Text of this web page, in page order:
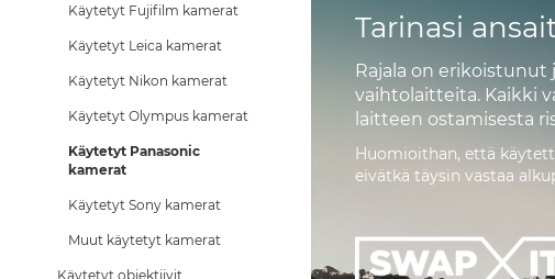
Tarinasi
Rajala on
vaihtolaitteita. Kaikki
laitteen ostamisesta
Huomioithan, että
eivätkä täysin vastaa
Käytetyt Fujifilm kamerat
Käytetyt Leica kamerat
Käytetyt Nikon kamerat
Käytetyt Olympus kamerat
Käytetyt Panasonic
kamerat
Käytetyt Sony kamerat
Muut käytetyt kamerat
Käytetyt objektiivit